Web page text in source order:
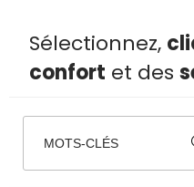
Sélectionnez,
confort et des
MOTS-CLÉS